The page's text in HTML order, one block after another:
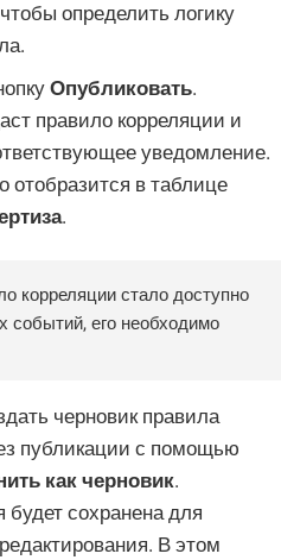
определить логику
Опубликовать.
правило корреляции и
уведомление.
отобразится в таблице
.
корреляции стало доступно
событий, его необходимо
черновик правила
публикации с помощью
как черновик.
будет сохранена для
В этом